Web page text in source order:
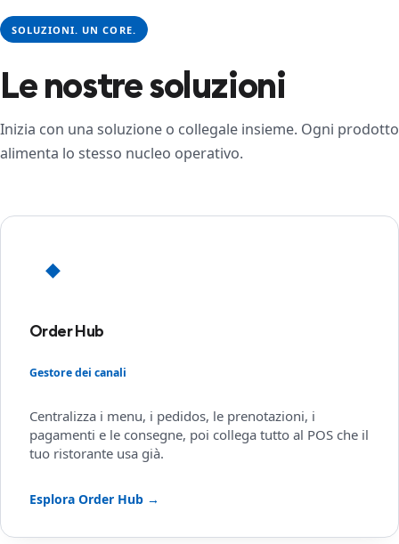
SOLUZIONI. UN CORE.
Le nostre soluzioni
Inizia con una soluzione o collegale insieme. Ogni prodotto
alimenta lo stesso nucleo operativo.
◆
Order Hub
Gestore dei canali
Centralizza i menu, i pedidos, le prenotazioni, i
pagamenti e le consegne, poi collega tutto al POS che il
tuo ristorante usa già.
Esplora Order Hub →